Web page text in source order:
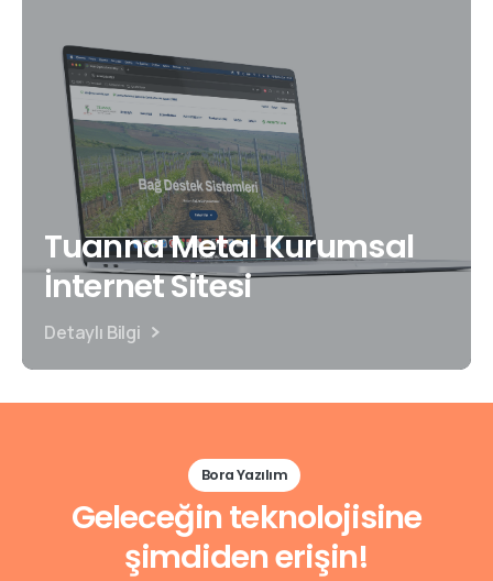
Tuanna Metal Kurumsal
İnternet Sitesi
Detaylı Bilgi
Bora Yazılım
Geleceğin teknolojisine
şimdiden erişin!